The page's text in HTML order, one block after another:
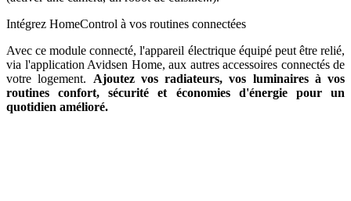
Intégrez HomeControl à vos routines connectées
Avec ce module connecté, l'appareil électrique équipé peut être relié,
via l'application Avidsen Home, aux autres accessoires connectés de
votre logement. Ajoutez vos radiateurs, vos luminaires à vos
routines confort, sécurité et économies d'énergie pour un
quotidien amélioré.